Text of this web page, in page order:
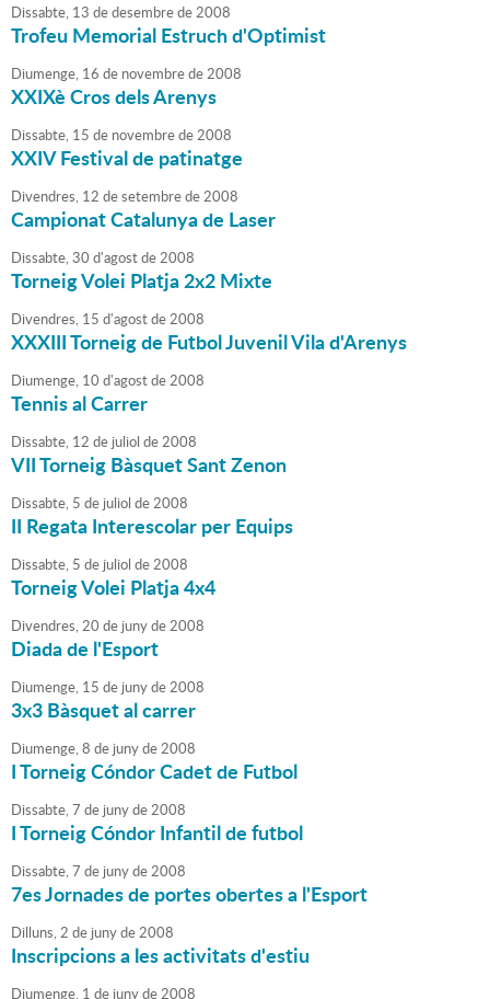
Dissabte, 13 dedesembrede2008
Trofeu Memorial Estruch d'Optimist
Diumenge, 16 de novembrede2008
XXIXè Cros dels Arenys
Dissabte, 15 de novembrede2008
XXIV Festival de patinatge
Divendres, 12 desetembrede2008
Campionat Catalunya de Laser
Dissabte,30 d'agostde2008
Torneig Volei Platja 2x2 Mixte
Divendres, 15 d'agostde2008
XXXIII Torneig de Futbol Juvenil Vila d'Arenys
Diumenge, 10 d'agostde2008
Tennis al Carrer
Dissabte, 12 de juliol de2008
VII Torneig Bàsquet Sant Zenon
Dissabte, 5 de juliol de2008
II Regata Interescolar per Equips
Dissabte, 5 de juliol de2008
Torneig Volei Platja 4x4
Divendres,20 de junyde2008
Diada de l'Esport
Diumenge, 15 de junyde2008
3x3 Bàsquet al carrer
Diumenge,8 de junyde2008
I Torneig Cóndor Cadet de Futbol
Dissabte,7 de junyde2008
I Torneig Cóndor Infantil de futbol
Dissabte,7 de junyde2008
7es Jornades de portes obertes a l'Esport
Dilluns,2 de junyde2008
Inscripcions a les activitats d'estiu
Diumenge, 1 de junyde2008